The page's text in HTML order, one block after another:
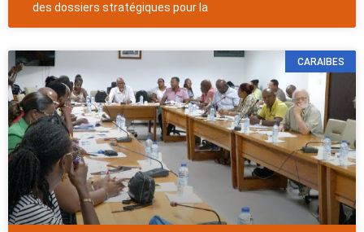
des dossiers stratégiques pour la
CARAIBES